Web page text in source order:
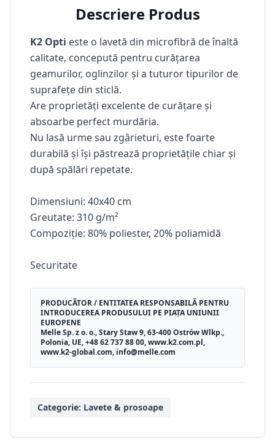
Descriere Produs
K2 Opti este o lavetă din microfibră de înaltă
calitate, concepută pentru curățarea
geamurilor, oglinzilor și a tuturor tipurilor de
suprafețe din sticlă.
Are proprietăți excelente de curățare și
absoarbe perfect murdăria.
Nu lasă urme sau zgârieturi, este foarte
durabilă și își păstrează proprietățile chiar și
după spălări repetate.
Dimensiuni: 40x40 cm
Greutate: 310 g/m²
Compoziție: 80% poliester, 20% poliamidă
Securitate
PRODUCĂTOR / ENTITATEA RESPONSABILĂ PENTRU
INTRODUCEREA PRODUSULUI PE PIAȚA UNIUNII
EUROPENE
Melle Sp. z o. o., Stary Staw 9, 63-400 Ostrów Wlkp.,
Polonia, UE, +48 62 737 88 00, www.k2.com.pl,
www.k2-global.com, info@melle.com
Categorie: Lavete & prosoape